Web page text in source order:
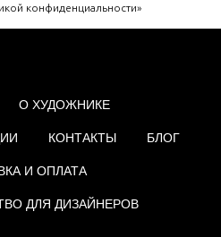
конфиденциальности»
О ХУДОЖНИКЕ
КОНТАКТЫ БЛОГ
И ОПЛАТА
ДЛЯ ДИЗАЙНЕРОВ